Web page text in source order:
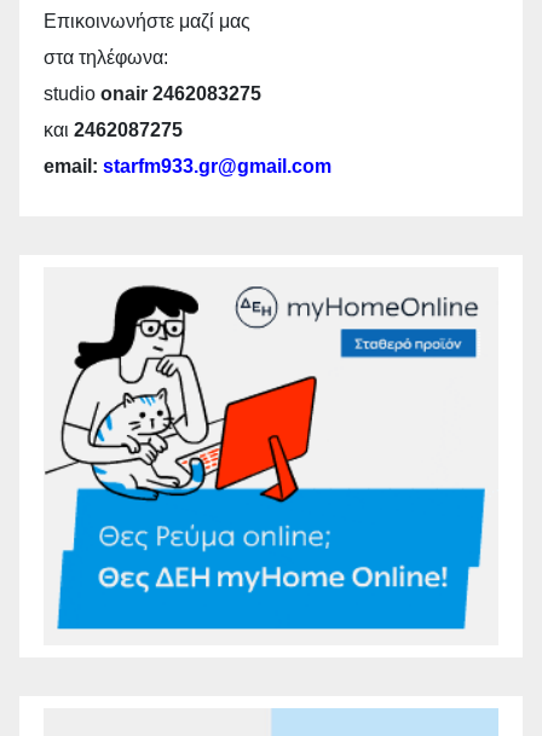
Επικοινωνήστε μαζί μας
στα τηλέφωνα:
studio onair 2462083275
και 2462087275
email: starfm933.gr@gmail.com